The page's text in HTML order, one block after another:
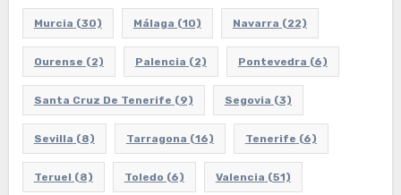
Murcia (30) Málaga (10) Navarra (22)
Ourense (2) Palencia (2) Pontevedra (6)
Santa Cruz De Tenerife (9) Segovia (3)
Sevilla (8) Tarragona (16) Tenerife (6)
Teruel (8) Toledo (6) Valencia (51)